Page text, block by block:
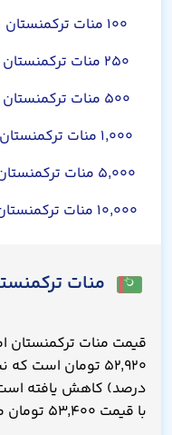
۱۰۰ منات ترکمنستان
۲۵۰ منات ترکمنستان
۵۰۰ منات ترکمنستان
۱,۰۰۰ منات ترکمنستان
۵,۰۰۰ منات ترکمنستان
۱۰,۰۰۰ منات ترکمنستان
منات
درصد) کاهش یافته
با قیمت ۵۳,۴۰۰ تومان معامله می‌شد.